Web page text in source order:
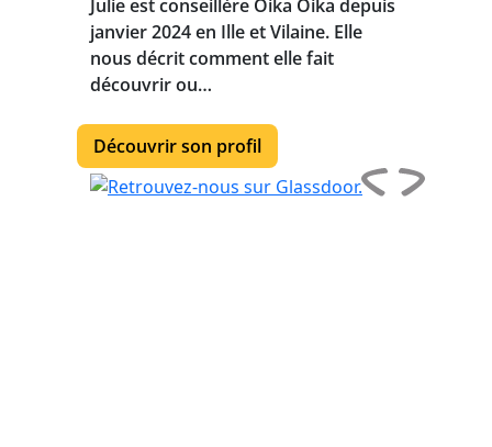
Julie est conseillère Oika Oika depuis
janvier 2024 en Ille et Vilaine. Elle
nous décrit comment elle fait
découvrir ou…
Découvrir son profil